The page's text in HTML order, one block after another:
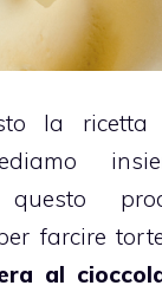
la ricetta
farcire
al